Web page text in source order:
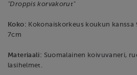
"Droppis korvakorut"
Koko: Kokonaiskorkeus koukun
7cm
Materiaali: Suomalainen koivuvaneri,
lasihelmet.